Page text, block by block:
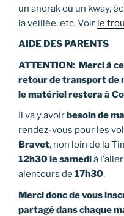
un anorak ou un kway,
la veillée, etc. Voir le
AIDE DES PARENTS
ATTENTION: Merci à
retour de transport de
le matériel restera à
Il va y avoirbesoin de
rendez-vous pour les
Bravet, non loin de la
12h30 le samedià
alentours de 17h30.
Merci donc de vous
partagé dans chaque